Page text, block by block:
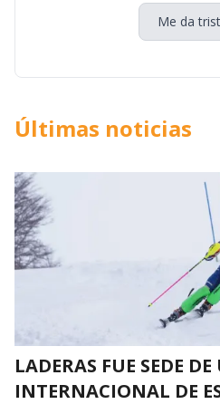
Me da
Últimas noticias
LADERAS FUE SEDE
INTERNACIONAL DE